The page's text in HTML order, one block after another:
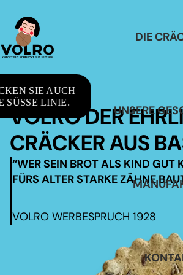
DIE
UNSERE
SIE AUCH
SÜSSE LINIE.
VOLRO DER
CRÄCKER AUS
“WER SEIN BROT ALS KIND GUT
FÜRS ALTER STARKE ZÄHNE
VOLRO WERBESPRUCH 1928